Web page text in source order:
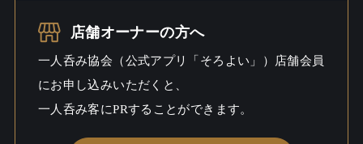
一人呑み
シーン
しっとり
店舗オーナーの方へ
一人呑み協会（公式アプリ「そろよい」）店舗会員
にお申し込みいただくと、
一人呑み客にPRすることができます。